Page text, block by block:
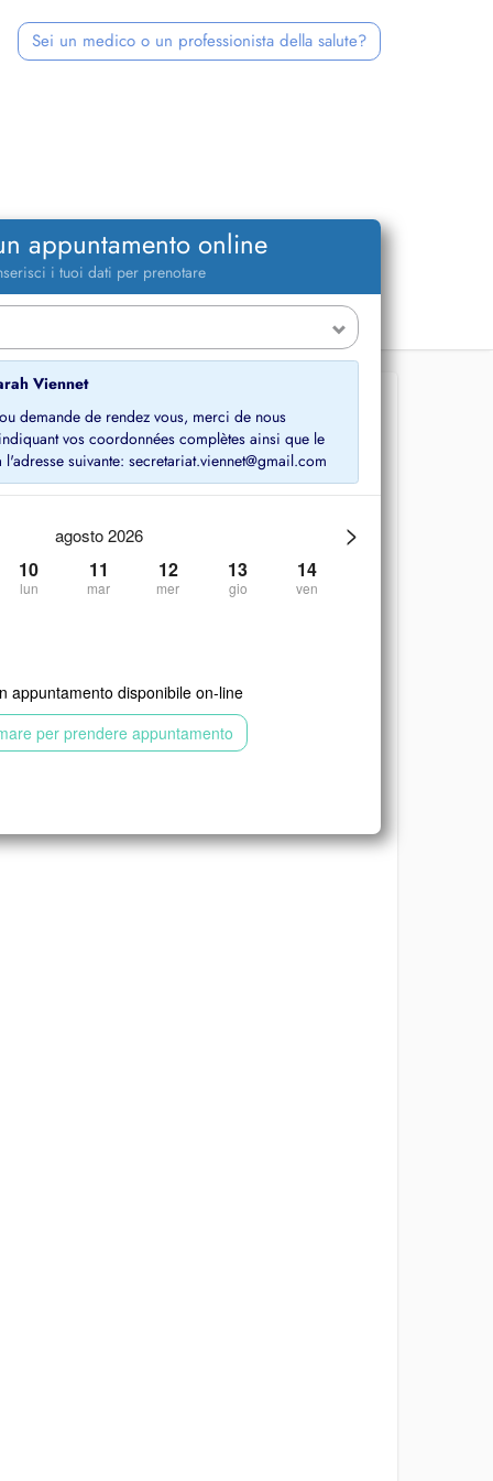
Sei un medico o un professionista della salute?
appuntamento online
i tuoi dati per prenotare
Viennet
demande de rendez vous, merci de nous
vos coordonnées complètes ainsi que le
suivante: secretariat.viennet@gmail.com
>
agosto 2026
10
lun
11
mar
12
mer
13
gio
14
ven
appuntamento disponibile on-line
per prendere appuntamento